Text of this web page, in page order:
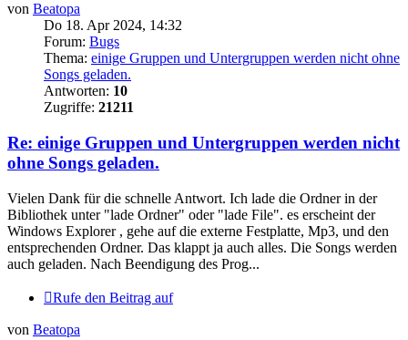
von Beatopa
Do 18. Apr 2024, 14:32
Forum: Bugs
Thema: einige Gruppen und Untergruppen werden nicht ohne
Songs geladen.
Antworten: 10
Zugriffe: 21211
Re: einige Gruppen und Untergruppen werden nicht
ohne Songs geladen.
Vielen Dank für die schnelle Antwort. Ich lade die Ordner in der
Bibliothek unter "lade Ordner" oder "lade File". es erscheint der
Windows Explorer , gehe auf die externe Festplatte, Mp3, und den
entsprechenden Ordner. Das klappt ja auch alles. Die Songs werden
auch geladen. Nach Beendigung des Prog...
Rufe den Beitrag auf
von Beatopa